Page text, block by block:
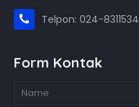
Telpon: 024-8311534
Form Kontak